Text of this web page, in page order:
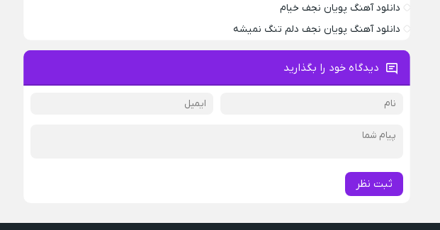
دانلود آهنگ پویان نجف خیام
دانلود آهنگ پویان نجف دلم تنگ نمیشه
دیدگاه خود را بگذارید
ثبت نظر